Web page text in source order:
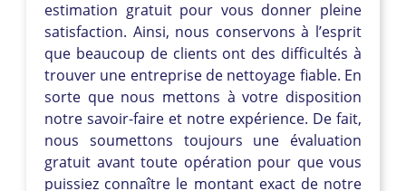
estimation gratuit pour vous donner pleine
satisfaction. Ainsi, nous conservons à l’esprit
que beaucoup de clients ont des difficultés à
trouver une entreprise de nettoyage fiable. En
sorte que nous mettons à votre disposition
notre savoir-faire et notre expérience. De fait,
nous soumettons toujours une évaluation
gratuit avant toute opération pour que vous
puissiez connaître le montant exact de notre